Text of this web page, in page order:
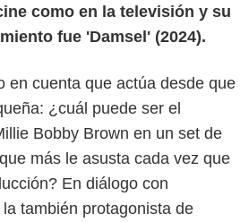
como en la televisión y su
fue 'Damsel' (2024).
en cuenta que actúa desde que
¿cuál puede ser el
Bobby Brown en un set de
más le asusta cada vez que
En diálogo con
también protagonista de